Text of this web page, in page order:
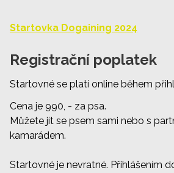
Startovka Dogaining 2024
Registrační poplatek
Startovné se platí online během
Cena je 990, - za psa.
Můžete jít se psem sami nebo s
kamarádem.
Startovné je nevratné. Přihlášením